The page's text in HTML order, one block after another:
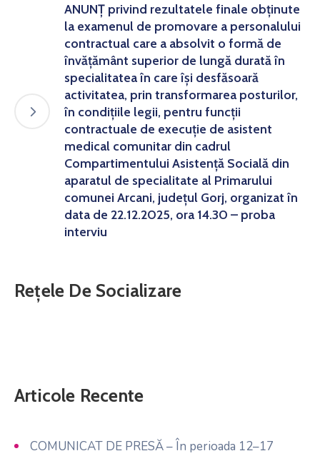
ANUNȚ privind rezultatele finale obținute
la examenul de promovare a personalului
contractual care a absolvit o formă de
învățământ superior de lungă durată în
specialitatea în care își desfăsoară
activitatea, prin transformarea posturilor,
în condițiile legii, pentru funcții
contractuale de execuție de asistent
medical comunitar din cadrul
Compartimentului Asistență Socială din
aparatul de specialitate al Primarului
comunei Arcani, județul Gorj, organizat în
data de 22.12.2025, ora 14.30 – proba
interviu
Rețele De Socializare
Articole Recente
COMUNICAT DE PRESĂ – În perioada 12–17